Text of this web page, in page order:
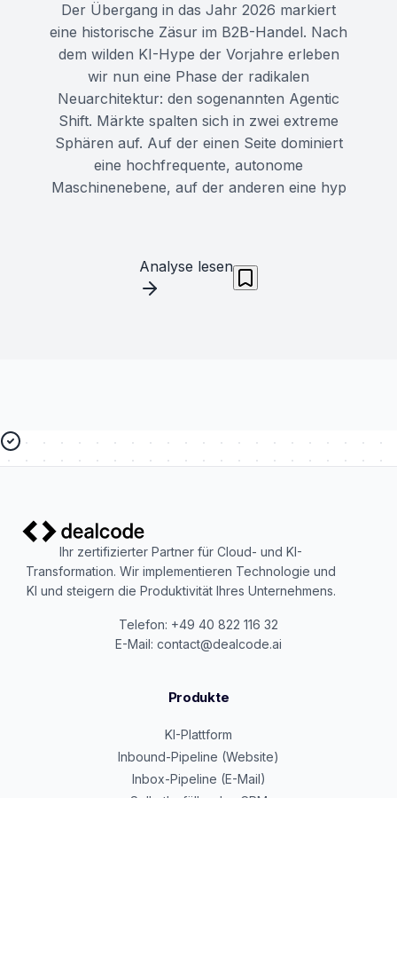
Der Übergang in das Jahr 2026 markiert
eine historische Zäsur im B2B-Handel. Nach
dem wilden KI-Hype der Vorjahre erleben
wir nun eine Phase der radikalen
Neuarchitektur: den sogenannten Agentic
Shift. Märkte spalten sich in zwei extreme
Sphären auf. Auf der einen Seite dominiert
eine hochfrequente, autonome
Maschinenebene, auf der anderen eine hyp
Analyse lesen
Ihr zertifizierter Partner für Cloud- und KI-
Transformation. Wir implementieren Technologie und
KI und steigern die Produktivität Ihres Unternehmens.
Telefon: +49 40 822 116 32
E-Mail: contact@dealcode.ai
Produkte
KI-Plattform
Inbound-Pipeline (Website)
Inbox-Pipeline (E-Mail)
Selbstbefüllendes CRM